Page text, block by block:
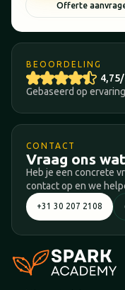
Offerte
BEOORDELING
Gebaseerd op
CONTACT
Vraag ons
Heb je een concrete
contact op en we
+31 30 207 2108